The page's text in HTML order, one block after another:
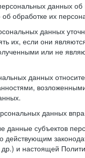
данных об
обработке их
данных
их, если они
или не
данных
данных
данные субъектов
действующим
и настоящей